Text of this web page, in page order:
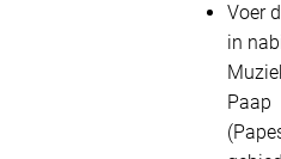
Voer
in
Paap